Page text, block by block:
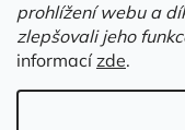
prohlížení webu a
zlepšovali jeho
informacízde.